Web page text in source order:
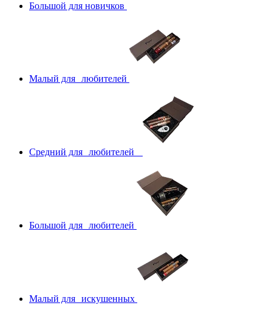
Большой для новичков
Малый для любителей
Средний для любителей
Большой для любителей
Малый для искушенных